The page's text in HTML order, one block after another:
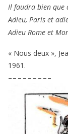
Il fau­dra bien que
Adieu, Paris et
Adieu Rome et
« Nous deux »,
1961 .
– – – – – – – – –